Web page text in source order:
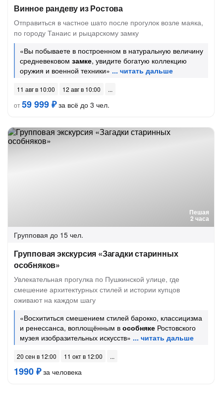
Винное рандеву из Ростова
Отправиться в частное шато после прогулок возле маяка,
по городу Танаис и рыцарскому замку
«Вы побываете в построенном в натуральную величину
средневековом замке, увидите богатую коллекцию
оружия и военной техники»
11 авг в 10:00
12 авг в 10:00
от59 999 ₽за всё до 3 чел.
Пешая
2 часа
Групповая до 15 чел.
Групповая экскурсия «Загадки старинных
особняков»
Увлекательная прогулка по Пушкинской улице, где
смешение архитектурных стилей и истории купцов
оживают на каждом шагу
«Восхититься смешением стилей барокко, классицизма
и ренессанса, воплощённым в особняке Ростовского
музея изобразительных искусств»
20 сен в 12:00 11 окт в 12:00
1990 ₽за человека